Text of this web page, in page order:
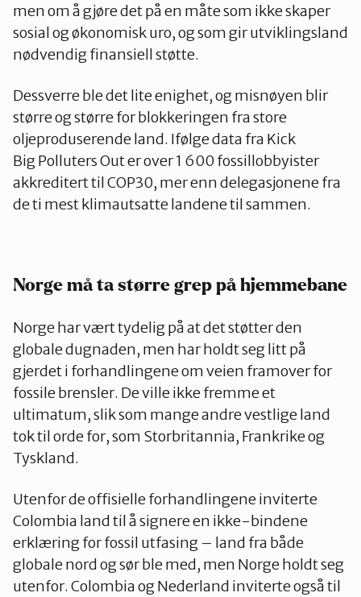
men om å gjøre det på en måte som ikke skaper
sosial og økonomisk uro, og som gir utviklingsland
nødvendig finansiell støtte.
Dessverre ble det lite enighet, og misnøyen blir
større og større for blokkeringen fra store
oljeproduserende land. Ifølge data fra Kick
Big Polluters Out er over 1 600 fossillobbyister
akkreditert til COP30, mer enn delegasjonene fra
de ti mest klimautsatte landene til sammen.
Norge må ta større grep på hjemmebane
Norge har vært tydelig på at det støtter den
globale dugnaden, men har holdt seg litt på
gjerdet i forhandlingene om veien framover for
fossile brensler. De ville ikke fremme et
ultimatum, slik som mange andre vestlige land
tok til orde for, som Storbritannia, Frankrike og
Tyskland.
Utenfor de offisielle forhandlingene inviterte
Colombia land til å signere en ikke-bindene
erklæring for fossil utfasing – land fra både
globale nord og sør ble med, men Norge holdt seg
utenfor. Colombia og Nederland inviterte også til